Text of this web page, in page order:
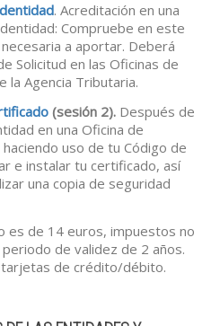
. Acreditación en una
Compruebe en este
a aportar. Deberá
Solicitud en las Oficinas de
la Agencia Tributaria.
(sesión 2). Después de
en una Oficina de
uso de tu Código de
e instalar tu certificado, así
una copia de seguridad
es de 14 euros, impuestos no
de validez de 2 años.
de crédito/débito.